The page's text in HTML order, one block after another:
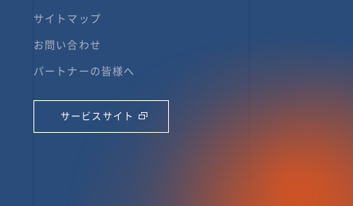
サイトマップ
お問い合わせ
パートナーの皆様へ
サービスサイト